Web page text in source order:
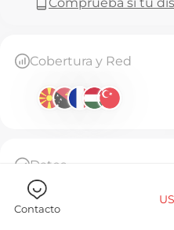
Instale
Comprueba si tu
Cobertura y Red
Datos
100GB de datos de
limitado a 128kbps
Esta eSIM solo se
Contacto